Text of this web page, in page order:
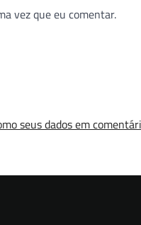
vez que eu comentar.
seus dados em